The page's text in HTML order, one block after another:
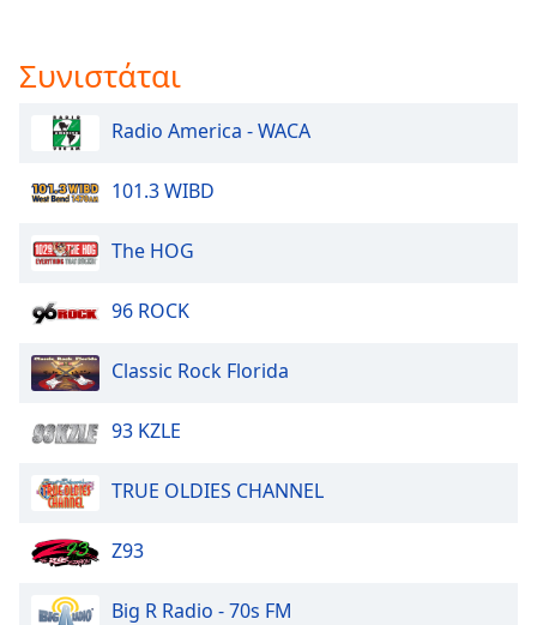
Συνιστάται
Radio America - WACA
101.3 WIBD
The HOG
96 ROCK
Classic Rock Florida
93 KZLE
TRUE OLDIES CHANNEL
Z93
Big R Radio - 70s FM